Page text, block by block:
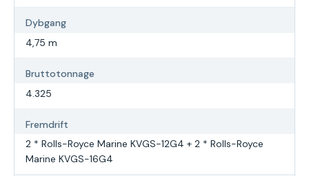
Dybgang
4,75 m
Bruttotonnage
4.325
Fremdrift
2 * Rolls-Royce Marine KVGS-12G4 + 2 * Rolls-Royce
Marine KVGS-16G4